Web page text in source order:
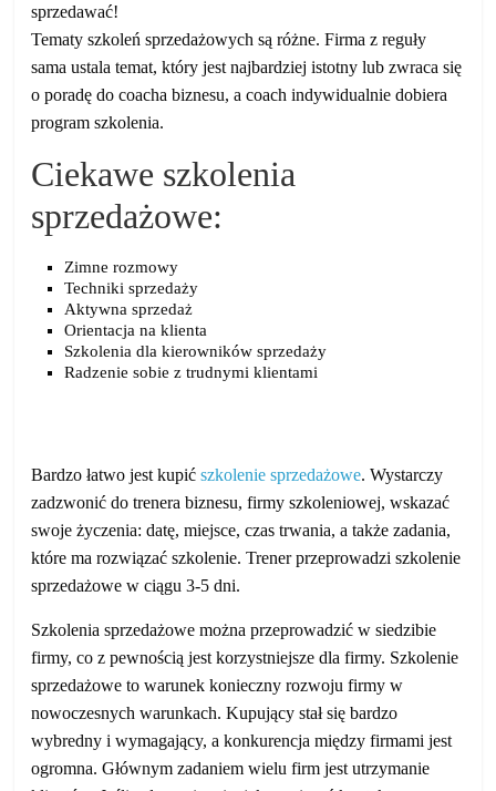
sprzedawać!
Tematy szkoleń sprzedażowych są różne. Firma z reguły
sama ustala temat, który jest najbardziej istotny lub zwraca się
o poradę do coacha biznesu, a coach indywidualnie dobiera
program szkolenia.
Ciekawe szkolenia
sprzedażowe:
Zimne rozmowy
Techniki sprzedaży
Aktywna sprzedaż
Orientacja na klienta
Szkolenia dla kierowników sprzedaży
Radzenie sobie z trudnymi klientami
Bardzo łatwo jest kupićszkolenie sprzedażowe. Wystarczy
zadzwonić do trenera biznesu, firmy szkoleniowej, wskazać
swoje życzenia: datę, miejsce, czas trwania, a także zadania,
które ma rozwiązać szkolenie. Trener przeprowadzi szkolenie
sprzedażowe w ciągu 3-5 dni.
Szkolenia sprzedażowe można przeprowadzić w siedzibie
firmy, co z pewnością jest korzystniejsze dla firmy. Szkolenie
sprzedażowe to warunek konieczny rozwoju firmy w
nowoczesnych warunkach. Kupujący stał się bardzo
wybredny i wymagający, a konkurencja między firmami jest
ogromna. Głównym zadaniem wielu firm jest utrzymanie